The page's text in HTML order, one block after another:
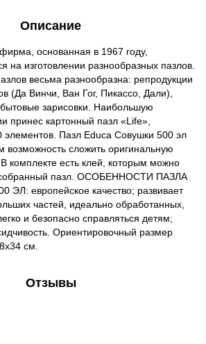
Описание
основанная в 1967 году,
на изготовлении разнообразных пазлов.
весьма разнообразна: репродукции
(Да Винчи, Ван Гог, Пикассо, Дали),
зарисовки. Наибольшую
принес картонный пазл «Life»,
элементов. Пазл Educa Совушки 500 эл
возможность сложить оригинальную
комплекте есть клей, которым можно
собранный пазл. ОСОБЕННОСТИ ПАЗЛА
ЭЛ: европейское качество; развивает
частей, идеально обработанных,
и безопасно справляться детям;
Ориентировочный размер
см.
Отзывы